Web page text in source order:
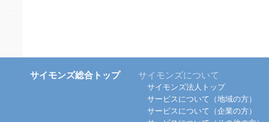
サイモンズ総合トップ サイモンズについて
サイモンズ法人トップ
サービスについて（地域の方）
サービスについて（企業の方）